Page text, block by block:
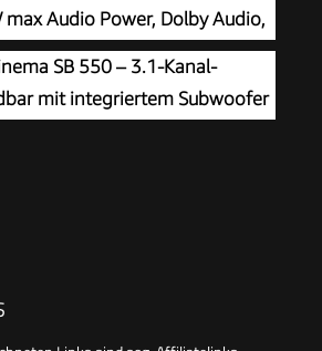
max Audio Power, Dolby Audio,
Voice Enhanced, TV
SB 550 – 3.1-Kanal-
mit integriertem Subwoofer